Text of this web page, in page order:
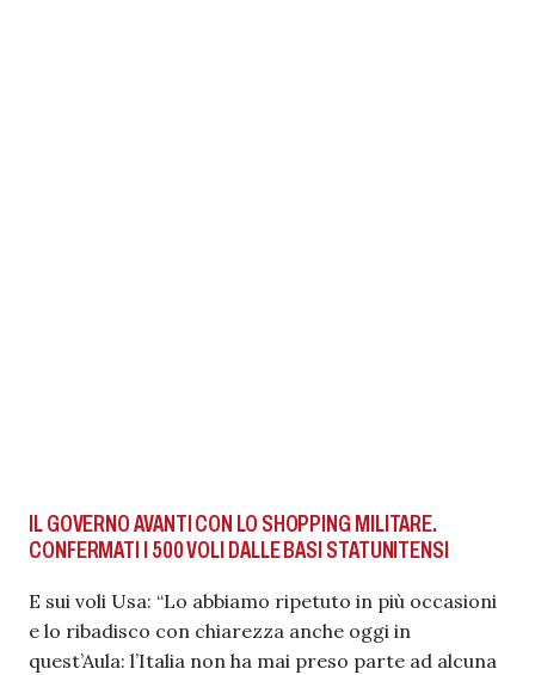
IL GOVERNO AVANTI CON LO SHOPPING MILITARE.
CONFERMATI I 500 VOLI DALLE BASI STATUNITENSI
E sui voli Usa: “Lo abbiamo ripetuto in più occasioni
e lo ribadisco con chiarezza anche oggi in
quest’Aula: l’Italia non ha mai preso parte ad alcuna